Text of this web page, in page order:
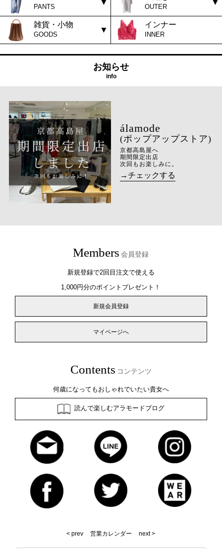
PANTS OUTER
雑貨・小物
GOODS
インナー
INNER
お知らせ
info
(ポップアップストア)
京都高島屋へ
期間限定出店
次回もお楽しみに。
→チェックする
Members 会員登録
新規登録で2回目注文で使える
1,000円分のポイントプレゼント！
新規会員登録
マイページへ
Contents コンテンツ
何歳になってもおしゃれでいたい貴女へ
読んで楽しむアラモードブログ
< prev 営業カレンダー next >